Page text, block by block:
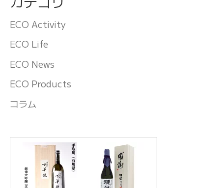
ECO Activity
ECO Life
ECO News
ECO Products
コラム